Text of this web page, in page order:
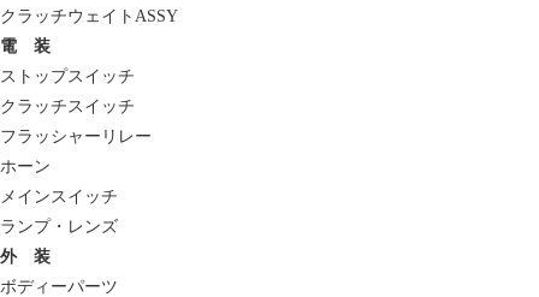
クラッチウェイトASSY
電 装
ストップスイッチ
クラッチスイッチ
フラッシャーリレー
ホーン
メインスイッチ
ランプ・レンズ
外 装
ボディーパーツ